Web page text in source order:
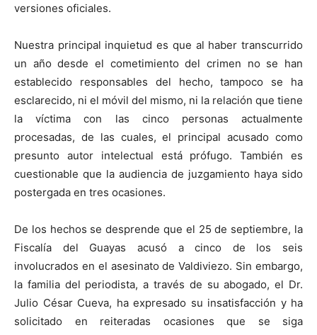
versiones oficiales.
Nuestra principal inquietud es que al haber transcurrido
un año desde el cometimiento del crimen no se han
establecido responsables del hecho, tampoco se ha
esclarecido, ni el móvil del mismo, ni la relación que tiene
la víctima con las cinco personas actualmente
procesadas, de las cuales, el principal acusado como
presunto autor intelectual está prófugo. También es
cuestionable que la audiencia de juzgamiento haya sido
postergada en tres ocasiones.
De los hechos se desprende que el 25 de septiembre, la
Fiscalía del Guayas acusó a cinco de los seis
involucrados en el asesinato de Valdiviezo. Sin embargo,
la familia del periodista, a través de su abogado, el Dr.
Julio César Cueva, ha expresado su insatisfacción y ha
solicitado en reiteradas ocasiones que se siga